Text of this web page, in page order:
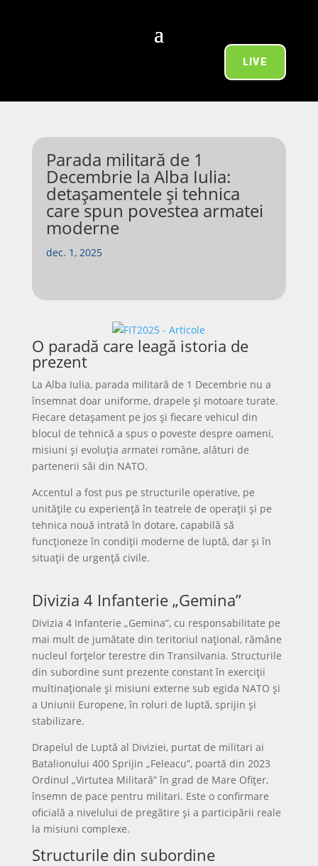
LIVE
Parada militară de 1
Decembrie la Alba Iulia:
detașamentele și tehnica
care spun povestea armatei
moderne
dec. 1, 2025
O paradă care leagă istoria de
prezent
La Alba Iulia, parada militară de 1 Decembrie nu a
însemnat doar uniforme, drapele și motoare turate.
Fiecare detașament pe jos și fiecare vehicul din
blocul de tehnică a spus o poveste despre oameni,
misiuni și evoluția armatei române, alături de
partenerii săi din NATO.
Accentul a fost pus pe structurile operative, pe
unitățile cu experiență în teatrele de operații și pe
tehnica nouă intrată în dotare, capabilă să
funcționeze în condiții moderne de luptă, dar și în
situații de urgență civile.
Divizia 4 Infanterie „Gemina”
Divizia 4 Infanterie „Gemina”, cu responsabilitate pe
mai mult de jumătate din teritoriul național, rămâne
nucleul forțelor terestre din Transilvania. Structurile
din subordine sunt prezente constant în exerciții
multinaționale și misiuni externe sub egida NATO și
a Uniunii Europene, în roluri de luptă, sprijin și
stabilizare.
Drapelul de Luptă al Diviziei, purtat de militari ai
Batalionului 400 Sprijin „Feleacu”, poartă din 2023
Ordinul „Virtutea Militară” în grad de Mare Ofițer,
însemn de pace pentru militari. Este o confirmare
oficială a nivelului de pregătire și a participării reale
la misiuni complexe.
Structurile din subordine